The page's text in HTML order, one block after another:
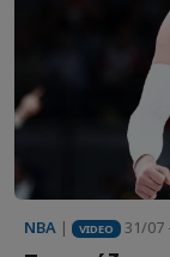
NBA | VIDEO 31/07